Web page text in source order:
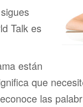
Talk es
están
que
las